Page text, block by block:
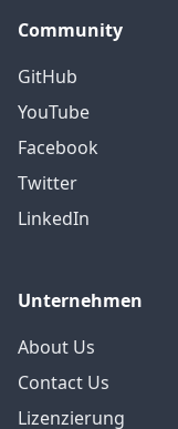
Community
GitHub
YouTube
Facebook
Twitter
LinkedIn
Unternehmen
About Us
Contact Us
Lizenzierung